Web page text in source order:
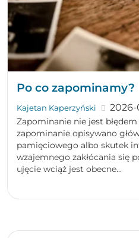
Po co zapominamy?
Kajetan Kaperzyński 2026-
Zapominanie nie jest
zapominanie opisywano
pamięciowego albo skutek
wzajemnego zakłócania się
ujęcie wciąż jest obecne...